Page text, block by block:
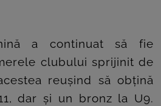
a continuat să fie
clubului sprijinit de
reușind să obțină
dar și un bronz la U9.